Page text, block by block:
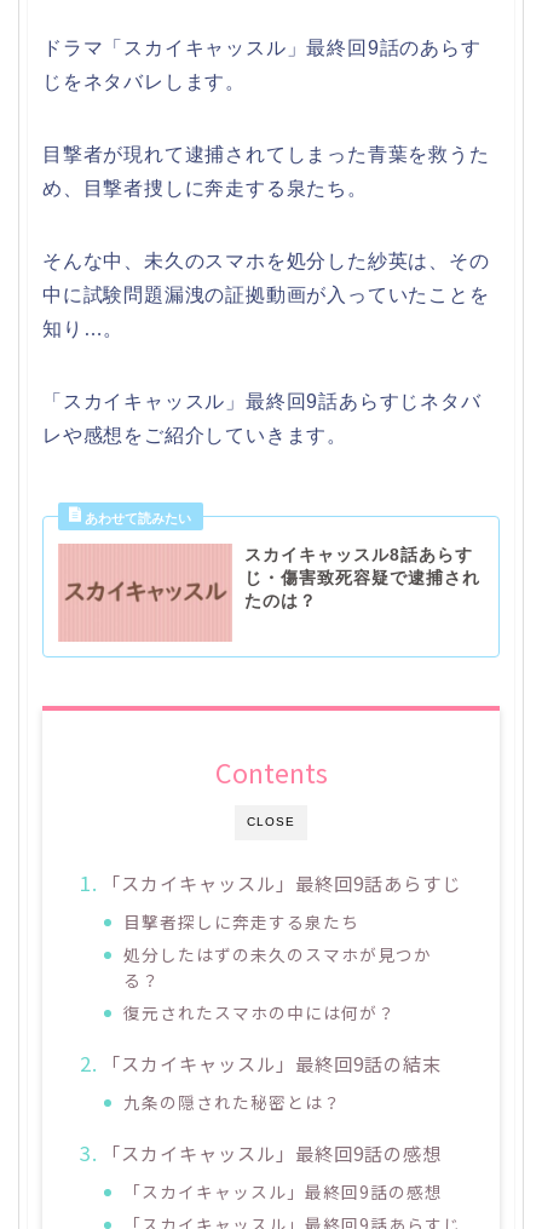
ドラマ「スカイキャッスル」最終回9話のあらす
じをネタバレします。
目撃者が現れて逮捕されてしまった青葉を救うた
め、目撃者捜しに奔走する泉たち。
そんな中、未久のスマホを処分した紗英は、その
中に試験問題漏洩の証拠動画が入っていたことを
知り…。
「スカイキャッスル」最終回9話あらすじネタバ
レや感想をご紹介していきます。
スカイキャッスル8話あらす
じ・傷害致死容疑で逮捕され
たのは？
CLOSE
Contents
「スカイキャッスル」最終回9話あらすじ
目撃者探しに奔走する泉たち
処分したはずの未久のスマホが見つか
る？
復元されたスマホの中には何が？
「スカイキャッスル」最終回9話の結末
九条の隠された秘密とは？
「スカイキャッスル」最終回9話の感想
「スカイキャッスル」最終回9話の感想
「スカイキャッスル」最終回9話あらすじ